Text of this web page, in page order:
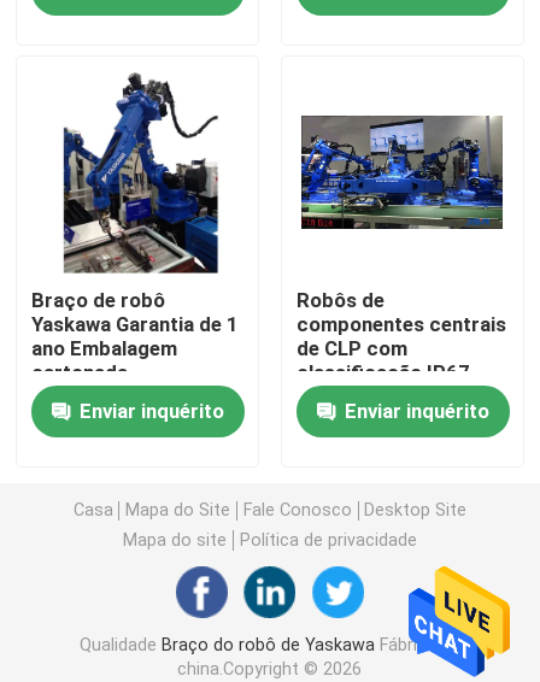
Peça umas citações
Braço do robô de Yaskawa
visão do robô 3D
Estações de trabalho robóticos
Acessórios do robô
Tampa protetora do robô
Positioner do robô
principais
Braço de robô
Yaskawa Garantia de 1
ano Embalagem
cartonada
Enviar inquérito
Robôs de
componentes centrais
de CLP com
classificação IP67
para automação
industrialEnviar inquérito
Casa Mapa do Site Fale Conosco
Desktop Site
Mapa do site
Política de privacidade
Qualidade Braço do robô de Yaskawa Fábrica da
china.Copyright © 2026